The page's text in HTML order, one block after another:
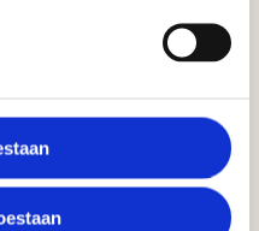
bijna nooit meer
daarvan
of plastic. Maar in
echt goudlaken zien.